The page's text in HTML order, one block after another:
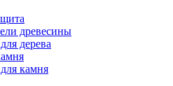
древесины
дерева
камня